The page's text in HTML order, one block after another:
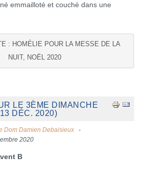
emmailloté et couché dans une
: HOMÉLIE POUR LA MESSE DE LA
NUIT, NOËL 2020
LE 3ÈME DIMANCHE
DÉC. 2020)
Dom Damien Debaisieux
2020
B